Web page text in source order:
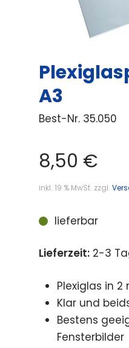
A3
Best-Nr. 35.050
8,50 €
inkl. 19 % MwSt. zzgl.
lieferbar
Lieferzeit: 2-3
Plexiglas in
Klar und
Bestens
Fensterbilder